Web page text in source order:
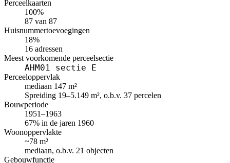
Perceelkaarten
100%
87 van 87
Huisnummertoevoegingen
18%
16 adressen
Meest voorkomende perceelsectie
AHM01 sectie E
Perceeloppervlak
mediaan 147 m²
Spreiding 19–5.149 m², o.b.v. 37 percelen
Bouwperiode
1951–1963
67% in de jaren 1960
Woonoppervlakte
~78 m²
mediaan, o.b.v. 21 objecten
Gebouwfunctie